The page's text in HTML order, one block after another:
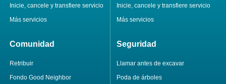
Inicie, cancele y transfiere servicio
Más servicios
Inicie, cancele y transfiere servicio
Más servicios
Comunidad
Retribuir
Fondo Good Neighbor
Seguridad
Llamar antes de excavar
Poda de árboles